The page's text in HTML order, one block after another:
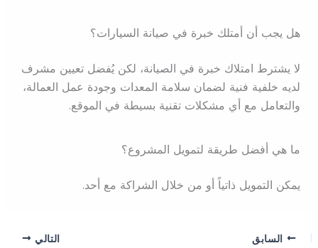
هل يجب أن أمتلك خبرة في صيانة السيارات؟
لا يشترط امتلاك خبرة في الصيانة، لكن يُفضل تعيين مشرف
لديه خلفية فنية لضمان سلامة المعدات وجودة عمل العمالة،
والتعامل مع أي مشكلات تقنية بسيطة في الموقع.
ما هي أفضل طريقة لتمويل المشروع؟
يمكن التمويل ذاتياً أو من خلال الشراكة مع أحد.
السابق التالي